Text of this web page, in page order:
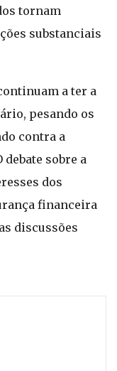
tornam
substanciais
a ter a
pesando os
contra a
sobre a
dos
financeira
discussões